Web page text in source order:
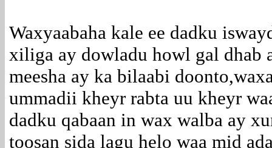
Waxyaabaha kale ee dadku
xiliga ay dowladu howl gal dhab
meesha ay ka bilaabi
ummadii kheyr rabta uu kheyr
dadku qabaan in wax walba ay
toosan sida lagu helo waa mid